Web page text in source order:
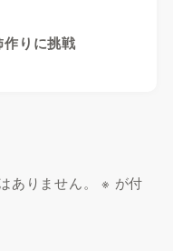
りに挑戦
ありません。 ※ が付